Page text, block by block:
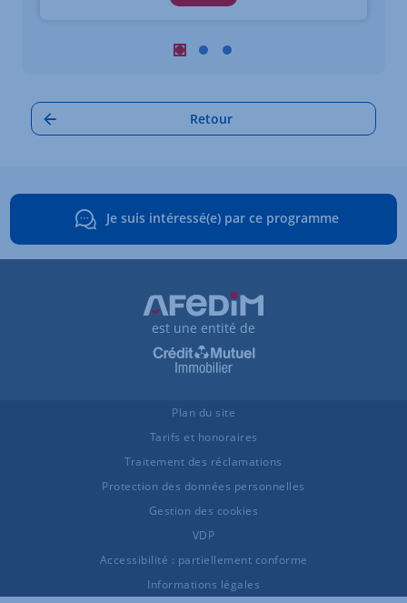
Carrousel : Autres annonces à
Carrousel : Autres annonces à
Carrousel : Autres
Retour
Je suis intéressé(e) par ce programme
est une entité de
Plan du site
Tarifs et honoraires
Traitement des réclamations
Protection des données personnelles
Gestion des cookies
VDP
Accessibilité : partiellement conforme
Informations légales